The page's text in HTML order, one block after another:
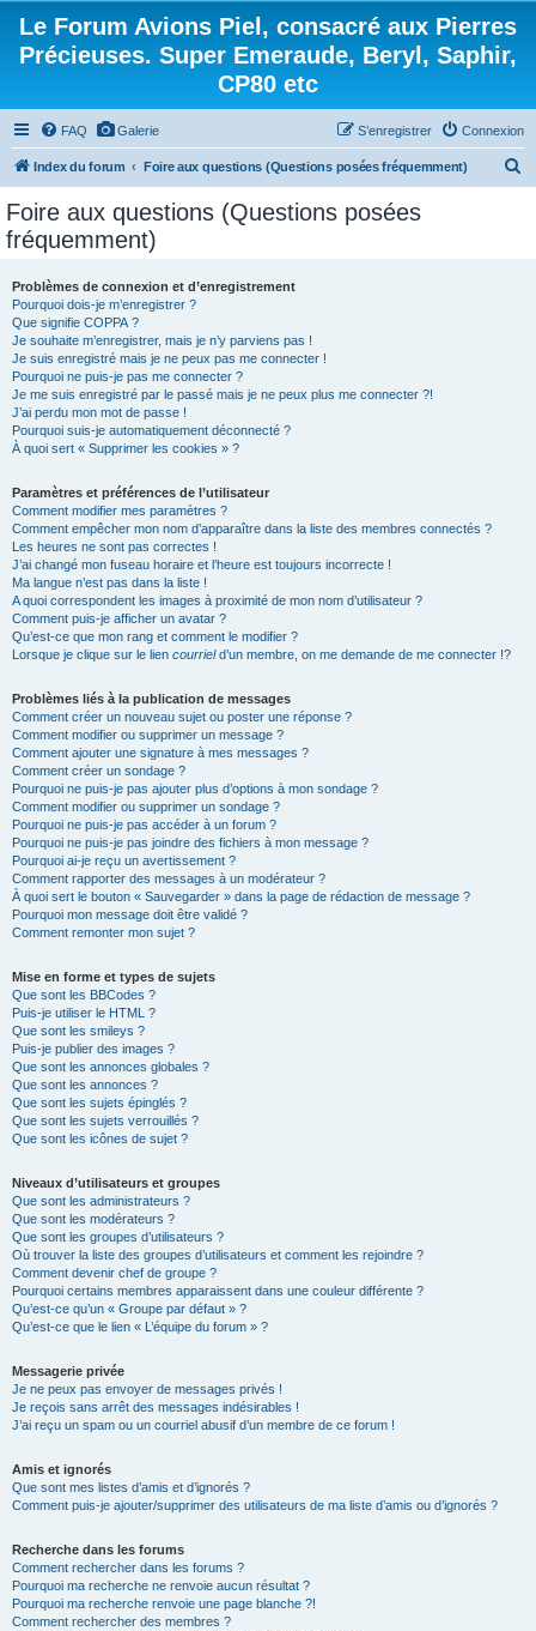
Le Forum Avions Piel, consacré aux Pierres
Précieuses. Super Emeraude, Beryl, Saphir,
CP80 etc
FAQ Galerie Connexion
S’enregistrer
Index du forum Foire aux questions (Questions posées fréquemment)
Foire aux questions (Questions posées
fréquemment)
Problèmes de connexion et d’enregistrement
Pourquoi dois-je m’enregistrer ?
Que signifie COPPA ?
Je souhaite m’enregistrer, mais je n’y parviens pas !
Je suis enregistré mais je ne peux pas me connecter !
Pourquoi ne puis-je pas me connecter ?
Je me suis enregistré par le passé mais je ne peux plus me connecter ?!
J’ai perdu mon mot de passe !
Pourquoi suis-je automatiquement déconnecté ?
À quoi sert « Supprimer les cookies » ?
Paramètres et préférences de l’utilisateur
Comment modifier mes paramètres ?
Comment empêcher mon nom d’apparaître dans la liste des membres connectés ?
Les heures ne sont pas correctes !
J’ai changé mon fuseau horaire et l’heure est toujours incorrecte !
Ma langue n’est pas dans la liste !
A quoi correspondent les images à proximité de mon nom d’utilisateur ?
Comment puis-je afficher un avatar ?
Qu’est-ce que mon rang et comment le modifier ?
Lorsque je clique sur le lien courrield’un membre, on me demande de me connecter !?
Problèmes liés à la publication de messages
Comment créer un nouveau sujet ou poster une réponse ?
Comment modifier ou supprimer un message ?
Comment ajouter une signature à mes messages ?
Comment créer un sondage ?
Pourquoi ne puis-je pas ajouter plus d’options à mon sondage ?
Comment modifier ou supprimer un sondage ?
Pourquoi ne puis-je pas accéder à un forum ?
Pourquoi ne puis-je pas joindre des fichiers à mon message ?
Pourquoi ai-je reçu un avertissement ?
Comment rapporter des messages à un modérateur ?
À quoi sert le bouton « Sauvegarder » dans la page de rédaction de message ?
Pourquoi mon message doit être validé ?
Comment remonter mon sujet ?
Mise en forme et types de sujets
Que sont les BBCodes ?
Puis-je utiliser le HTML ?
Que sont les smileys ?
Puis-je publier des images ?
Que sont les annonces globales ?
Que sont les annonces ?
Que sont les sujets épinglés ?
Que sont les sujets verrouillés ?
Que sont les icônes de sujet ?
Niveaux d’utilisateurs et groupes
Que sont les administrateurs ?
Que sont les modérateurs ?
Que sont les groupes d’utilisateurs ?
Où trouver la liste des groupes d’utilisateurs et comment les rejoindre ?
Comment devenir chef de groupe ?
Pourquoi certains membres apparaissent dans une couleur différente ?
Qu’est-ce qu’un « Groupe par défaut » ?
Qu’est-ce que le lien « L’équipe du forum » ?
Messagerie privée
Je ne peux pas envoyer de messages privés !
Je reçois sans arrêt des messages indésirables !
J’ai reçu un spam ou un courriel abusif d’un membre de ce forum !
Amis et ignorés
Que sont mes listes d’amis et d’ignorés ?
Comment puis-je ajouter/supprimer des utilisateurs de ma liste d’amis ou d’ignorés ?
Recherche dans les forums
Comment rechercher dans les forums ?
Pourquoi ma recherche ne renvoie aucun résultat ?
Pourquoi ma recherche renvoie une page blanche ?!
Comment rechercher des membres ?